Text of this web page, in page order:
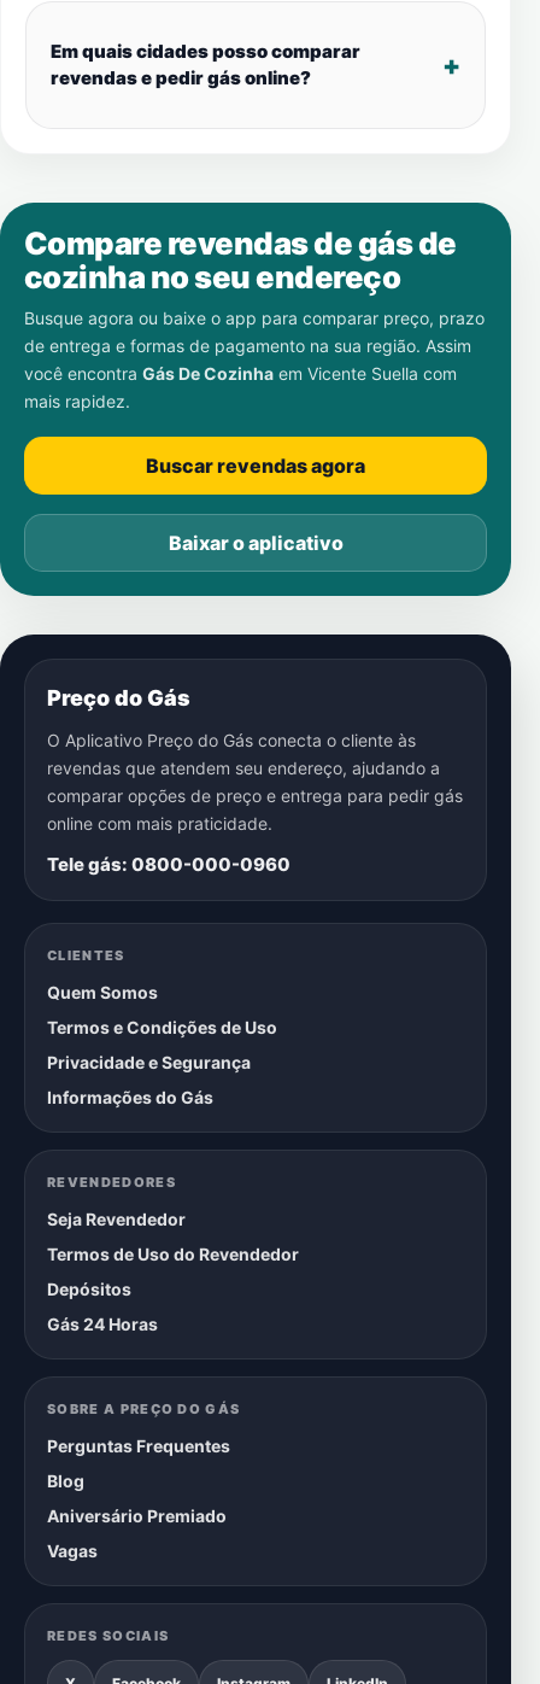
Em quais cidades posso comparar
revendas e pedir gás online?
Compare revendas de gás de
cozinha no seu endereço
Busque agora ou baixe o app para comparar preço, prazo
de entrega e formas de pagamento na sua região. Assim
você encontra Gás De Cozinha em Vicente Suella com
mais rapidez.
Buscar revendas agora
Baixar o aplicativo
Preço do Gás
O Aplicativo Preço do Gás conecta o cliente às
revendas que atendem seu endereço, ajudando a
comparar opções de preço e entrega para pedir gás
online com mais praticidade.
Tele gás: 0800-000-0960
CLIENTES
Quem Somos
Termos e Condições de Uso
Privacidade e Segurança
Informações do Gás
REVENDEDORES
Seja Revendedor
Termos de Uso do Revendedor
Depósitos
Gás 24 Horas
SOBRE A PREÇO DO GÁS
Perguntas Frequentes
Blog
Aniversário Premiado
Vagas
REDES SOCIAIS